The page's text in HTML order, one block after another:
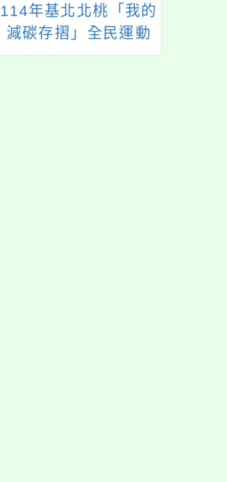
114年基北北桃「我的
減碳存摺」全民運動